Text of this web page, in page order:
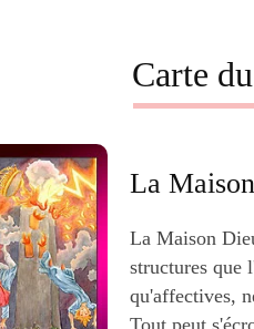
Carte
La
La Maison
structures que
qu'affectives,